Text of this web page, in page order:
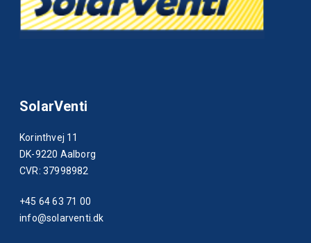
SolarVenti
Korinthvej 11
DK-9220 Aalborg
CVR: 37998982
+45 64 63 71 00
info@solarventi.dk